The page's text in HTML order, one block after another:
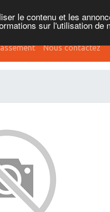
le contenu et les
sur l'utilisation
Nous contactez